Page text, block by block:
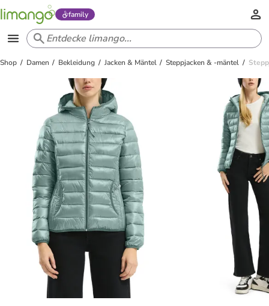
family
Shop Damen Bekleidung Jacken & Mäntel Steppjacken & -mäntel